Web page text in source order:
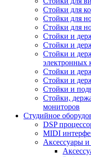
Стойки для
Стойки для
Стойки для
Стойки и
Стойки и
Стойки и
электронных
Стойки и
Стойки и
Стойки и
Стойки,
мониторов
Студийное
DSP
MIDI
Аксессуары